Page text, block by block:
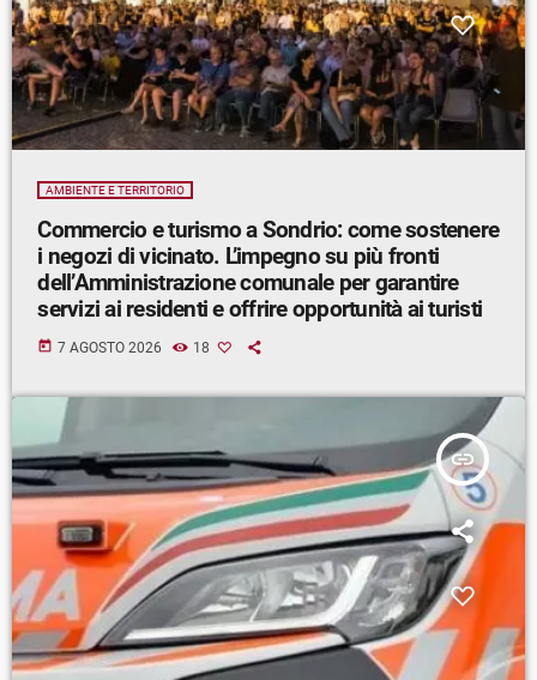
AMBIENTE E TERRITORIO
Commercio e turismo a Sondrio: come sostenere
i negozi di vicinato. L’impegno su più fronti
dell’Amministrazione comunale per garantire
servizi ai residenti e offrire opportunità ai turisti
today 7 AGOSTO 2026 18
insert_link